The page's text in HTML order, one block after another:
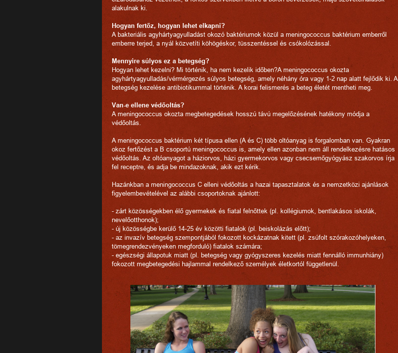
alakulnak ki.
Hogyan fertőz, hogyan lehet elkapni?
A bakteriális agyhártyagyulladást okozó baktériumok közül a meningococcus baktérium emberről
emberre terjed, a nyál közvetíti köhögéskor, tüsszentéssel és csókolózással.
Mennyire súlyos ez a betegség?
Hogyan lehet kezelni? Mi történik, ha nem kezelik időben?A meningococcus okozta
agyhártyagyulladás/vérmérgezés súlyos betegség, amely néhány óra vagy 1-2 nap alatt fejlődik ki. A
betegség kezelése antibiotikummal történik. A korai felismerés a beteg életét mentheti meg.
Van-e ellene védőoltás?
A meningococcus okozta megbetegedések hosszú távú megelőzésének hatékony módja a
védőoltás.
A meningococcus baktérium két típusa ellen (A és C) több oltóanyag is forgalomban van. Gyakran
okoz fertőzést a B csoportú meningococcus is, amely ellen azonban nem áll rendelkezésre hatásos
védőoltás. Az oltóanyagot a háziorvos, házi gyermekorvos vagy csecsemőgyógyász szakorvos írja
fel receptre, és adja be mindazoknak, akik ezt kérik.
Hazánkban a meningococcus C elleni védőoltás a hazai tapasztalatok és a nemzetközi ajánlások
figyelembevételével az alábbi csoportoknak ajánlott:
- zárt közösségekben élő gyermekek és fiatal felnőttek (pl. kollégiumok, bentlakásos iskolák,
nevelőotthonok);
- új közösségbe kerülő 14-25 év közötti fiatalok (pl. beiskolázás előtt);
- az invazív betegség szempontjából fokozott kockázatnak kitett (pl. zsúfolt szórakozóhelyeken,
tömegrendezvényeken megforduló) fiatalok számára;
- egészségi állapotuk miatt (pl. betegség vagy gyógyszeres kezelés miatt fennálló immunhiány)
fokozott megbetegedési hajlammal rendelkező személyek életkortól függetlenül.